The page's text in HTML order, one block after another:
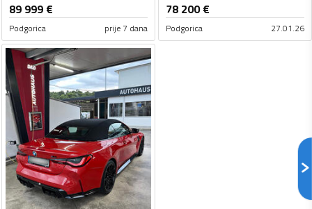
89 999 €
Podgorica prije 7 dana
78 200€
Podgorica 27.01.26